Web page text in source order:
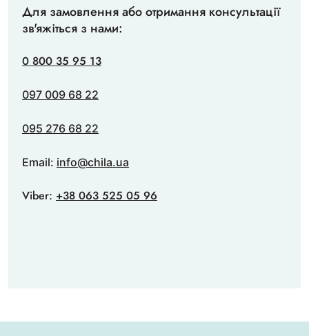
Для замовлення або отримання консультації
зв'яжіться з нами:
0 800 35 95 13
097 009 68 22
095 276 68 22
Email: info@chila.ua
Viber: +38 063 525 05 96